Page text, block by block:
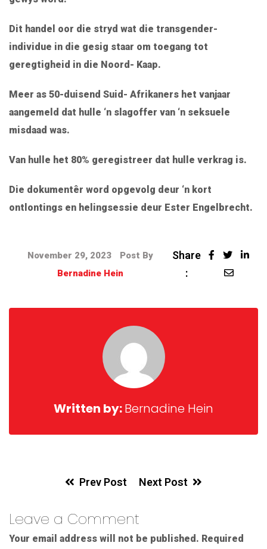
Dit handel oor die stryd wat die transgender-
individue in die gesig staar om toegang tot
geregtigheid in die Noord- Kaap.
Meer as 50-duisend Suid- Afrikaners het vanjaar
aangemeld dat hulle ‘n slagoffer van ‘n seksuele
misdaad was.
Van hulle het 80% geregistreer dat hulle verkrag is.
Die dokumentêr word opgevolg deur ‘n kort
ontlontings en helingsessie deur Ester Engelbrecht.
November 29, 2023
Post By
Bernadine Hein
Share
:
Written by:Bernadine Hein
Prev Post Next Post
Leave a Comment
Your email address will not be published. Required